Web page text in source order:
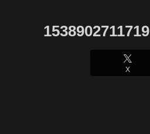
1538902711719
X